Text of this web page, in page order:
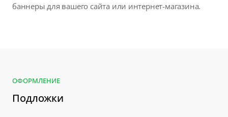
баннеры для вашего сайта или интернет-магазина.
ОФОРМЛЕНИЕ
Подложки